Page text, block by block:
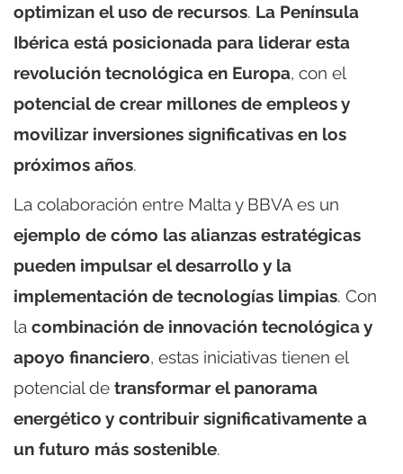
optimizan el uso de recursos. La Península
Ibérica está posicionada para liderar esta
revolución tecnológica en Europa, con el
potencial de crear millones de empleos y
movilizar inversiones significativas en los
próximos años.
La colaboración entre Malta y BBVA es un
ejemplo de cómo las alianzas estratégicas
pueden impulsar el desarrollo y la
implementación de tecnologías limpias. Con
la combinación de innovación tecnológica y
apoyo financiero, estas iniciativas tienen el
potencial de transformar el panorama
energético y contribuir significativamente a
un futuro más sostenible.